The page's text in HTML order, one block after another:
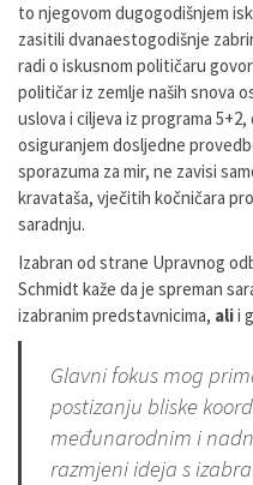
to njegovom dugogodišnjem
zasitili dvanaestogodišnje
radi o iskusnom političaru
političar iz zemlje naših snova
uslova i ciljeva iz programa
osiguranjem dosljedne
sporazuma za mir, ne zavisi
kravataša, vječitih kočničara
saradnju.
Izabran od strane Upravnog
Schmidt kaže da je spreman
izabranim predstavnicima, alii
Glavni fokus mog
postizanju bliske
međunarodnim i
razmjeni ideja s